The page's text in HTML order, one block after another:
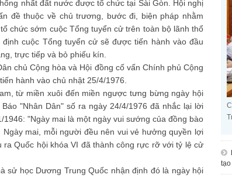
nhất đất nước được tổ chức tại Sài Gòn. Hội nghị
đề thuộc về chủ trương, bước đi, biện pháp nhằm
chức sớm cuộc Tổng tuyển cử trên toàn bộ lãnh thổ
cuộc Tổng tuyển cử sẽ được tiến hành vào đầu
trực tiếp và bỏ phiếu kín.
chủ Cộng hòa và Hội đồng cố vấn Chính phủ Cộng
hành vào chủ nhật 25/4/1976.
từ miền xuôi đến miền ngược tưng bừng ngày hội
"Nhân Dân" số ra ngày 24/4/1976 đã nhắc lại lời
"Ngày mai là một ngày vui sướng của đồng bào
mai, mỗi người đều nên vui vẻ hưởng quyền lợi
Quốc hội khóa VI đã thành công rực rỡ với tỷ lệ cử
sử học Dương Trung Quốc nhận định đó là ngày hội